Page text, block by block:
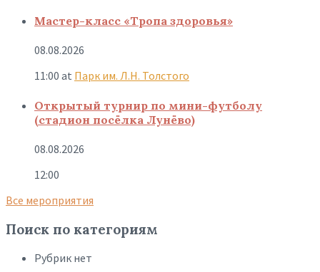
Мастер-класс «Тропа здоровья»
08.08.2026
11:00 at Парк им. Л.Н. Толстого
Открытый турнир по мини-футболу
(стадион посёлка Лунёво)
08.08.2026
12:00
Все мероприятия
Поиск по категориям
Рубрик нет